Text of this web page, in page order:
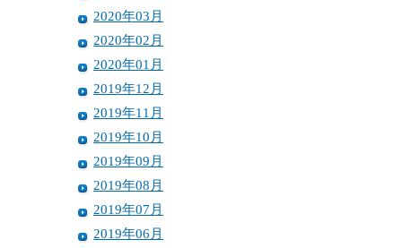
2020年03月
2020年02月
2020年01月
2019年12月
2019年11月
2019年10月
2019年09月
2019年08月
2019年07月
2019年06月